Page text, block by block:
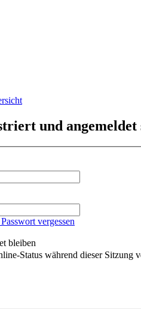
und
vergessen
bleiben
Status während dieser Sitzung